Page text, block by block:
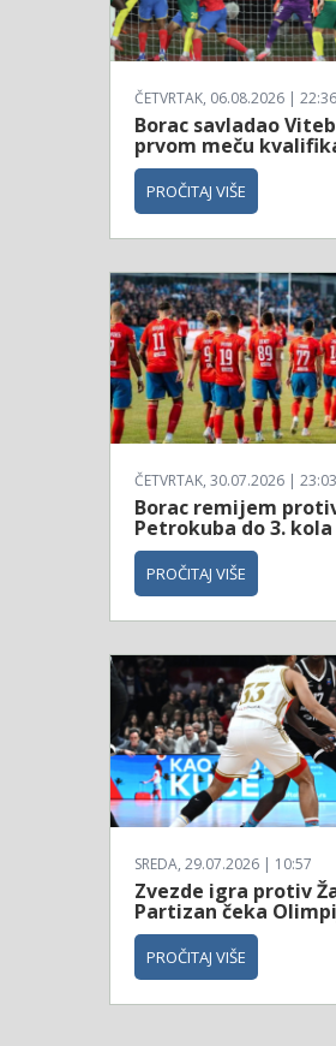
ČETVRTAK, 06.08.2026 | 22:36
Borac savladao
prvom meču
PROČITAJ VIŠE
ČETVRTAK, 30.07.2026 | 23:03
Borac remijem
Petrokuba do 3. kola
PROČITAJ VIŠE
SREDA, 29.07.2026 | 10:57
Zvezde igra protiv
Partizan čeka
PROČITAJ VIŠE